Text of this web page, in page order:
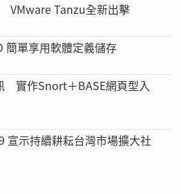
VMware Tanzu全新出擊
簡單享用軟體定義儲存
實作Snort＋BASE網頁型入
宣示持續耕耘台灣市場擴大社